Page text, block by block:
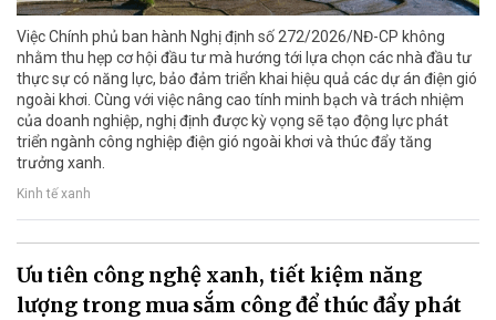
Việc Chính phủ ban hành Nghị định số 272/2026/NĐ-CP không
nhằm thu hẹp cơ hội đầu tư mà hướng tới lựa chọn các nhà đầu tư
thực sự có năng lực, bảo đảm triển khai hiệu quả các dự án điện gió
ngoài khơi. Cùng với việc nâng cao tính minh bạch và trách nhiệm
của doanh nghiệp, nghị định được kỳ vọng sẽ tạo động lực phát
triển ngành công nghiệp điện gió ngoài khơi và thúc đẩy tăng
trưởng xanh.
Kinh tế xanh
Ưu tiên công nghệ xanh, tiết kiệm năng
lượng trong mua sắm công để thúc đẩy phát